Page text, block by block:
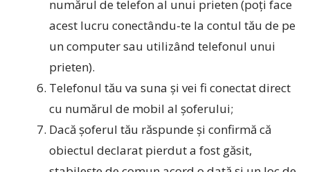
numărul de telefon al unui prieten (poți face
acest lucru conectându-te la contul tău de pe
un computer sau utilizând telefonul unui
prieten).
Telefonul tău va suna și vei fi conectat direct
cu numărul de mobil al șoferului;
Dacă șoferul tău răspunde și confirmă că
obiectul declarat pierdut a fost găsit,